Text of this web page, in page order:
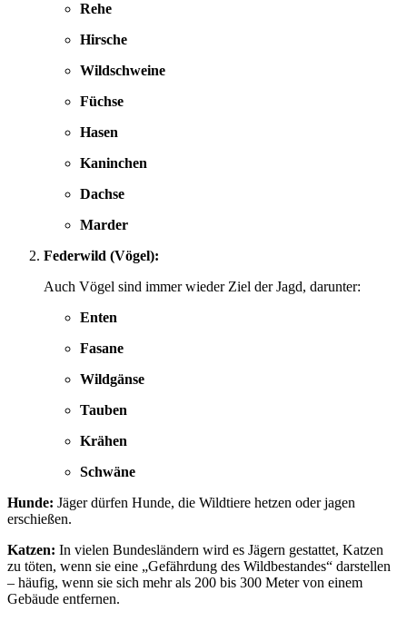
Rehe
Hirsche
Wildschweine
Füchse
Hasen
Kaninchen
Dachse
Marder
Federwild (Vögel):
Auch Vögel sind immer wieder Ziel der Jagd, darunter:
Enten
Fasane
Wildgänse
Tauben
Krähen
Schwäne
Hunde: Jäger dürfen Hunde, die Wildtiere hetzen oder jagen
erschießen.
Katzen: In vielen Bundesländern wird es Jägern gestattet, Katzen
zu töten, wenn sie eine „Gefährdung des Wildbestandes“ darstellen
– häufig, wenn sie sich mehr als 200 bis 300 Meter von einem
Gebäude entfernen.